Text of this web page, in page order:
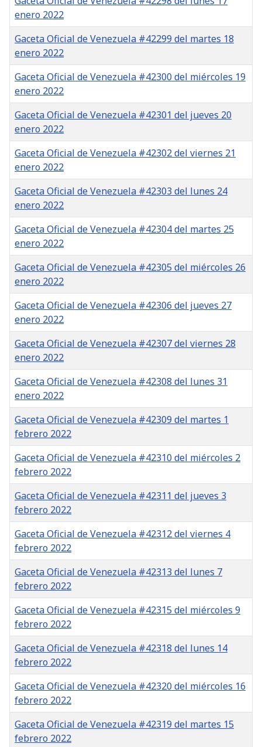
enero 2022
Gaceta Oficial de Venezuela #42299 del martes 18
enero 2022
Gaceta Oficial de Venezuela #42300 del miércoles 19
enero 2022
Gaceta Oficial de Venezuela #42301 del jueves 20
enero 2022
Gaceta Oficial de Venezuela #42302 del viernes 21
enero 2022
Gaceta Oficial de Venezuela #42303 del lunes 24
enero 2022
Gaceta Oficial de Venezuela #42304 del martes 25
enero 2022
Gaceta Oficial de Venezuela #42305 del miércoles 26
enero 2022
Gaceta Oficial de Venezuela #42306 del jueves 27
enero 2022
Gaceta Oficial de Venezuela #42307 del viernes 28
enero 2022
Gaceta Oficial de Venezuela #42308 del lunes 31
enero 2022
Gaceta Oficial de Venezuela #42309 del martes 1
febrero 2022
Gaceta Oficial de Venezuela #42310 del miércoles 2
febrero 2022
Gaceta Oficial de Venezuela #42311 del jueves 3
febrero 2022
Gaceta Oficial de Venezuela #42312 del viernes 4
febrero 2022
Gaceta Oficial de Venezuela #42313 del lunes 7
febrero 2022
Gaceta Oficial de Venezuela #42315 del miércoles 9
febrero 2022
Gaceta Oficial de Venezuela #42318 del lunes 14
febrero 2022
Gaceta Oficial de Venezuela #42320 del miércoles 16
febrero 2022
Gaceta Oficial de Venezuela #42319 del martes 15
febrero 2022